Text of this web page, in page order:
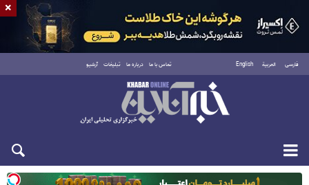
فارسی العربية English تماس با ما درباره ما تبلیغات آرشیو
دوشنبه ۱۹ مرداد ۱۴۰۵
×